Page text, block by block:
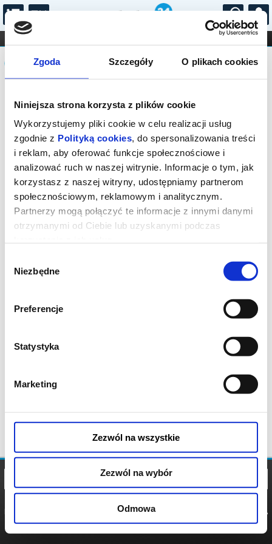
Zgoda Szczegóły O plikach cookies
Niniejsza strona korzysta z plików cookie
Wykorzystujemy pliki cookie w celu realizacji usług
zgodnie z Polityką cookies, do spersonalizowania treści
i reklam, aby oferować funkcje społecznościowe i
analizować ruch w naszej witrynie. Informacje o tym, jak
korzystasz z naszej witryny, udostępniamy partnerom
społecznościowym, reklamowym i analitycznym.
Partnerzy mogą połączyć te informacje z innymi danymi
otrzymanymi od Ciebie lub uzyskanymi podczas
zgody
Niezbędne
Preferencje
Statystyka
Marketing
Zezwól na wszystkie
Zezwól na wybór
Odmowa
...
FILHARMONIA OPERA I BALET
STAND-UP
DLA DZIECI
Komunikat
Sprzedaż biletów on-line na wydarzenie
została zakończona.
POLITYKA
POLITYKA